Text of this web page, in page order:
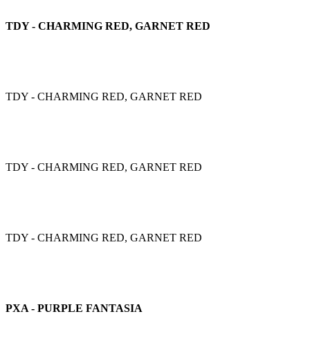
TDY - CHARMING RED, GARNET RED
TDY - CHARMING RED, GARNET RED
TDY - CHARMING RED, GARNET RED
TDY - CHARMING RED, GARNET RED
PXA - PURPLE FANTASIA